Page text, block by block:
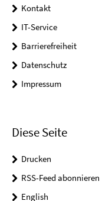
Kontakt
IT-Service
Barrierefreiheit
Datenschutz
Impressum
Diese Seite
Drucken
RSS-Feed abonnieren
English